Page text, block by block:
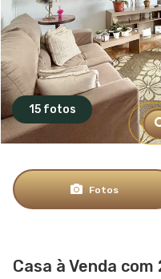
15 fotos
Fotos
Casa à Venda